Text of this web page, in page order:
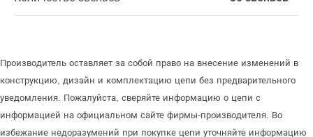
Производитель оставляет за собой право на внесение изменений в
конструкцию, дизайн и комплектацию цепи без предварительного
уведомления. Пожалуйста, сверяйте информацию о цепи с
информацией на официальном сайте фирмы-производителя. Во
избежание недоразумений при покупке цепи уточняйте информацию